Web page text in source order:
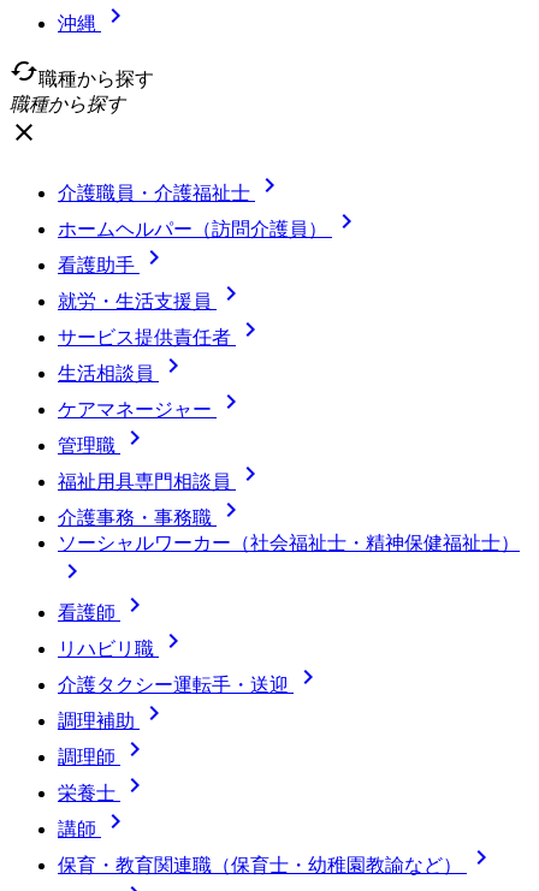
沖縄

cached職種から探す
職種から探す
close
介護職員・介護福祉士 
ホームヘルパー（訪問介護員） 
看護助手 
就労・生活支援員 
サービス提供責任者 
生活相談員 
ケアマネージャー 
管理職 
福祉用具専門相談員 
介護事務・事務職 
ソーシャルワーカー（社会福祉士・精神保健福祉士）

看護師 
リハビリ職 
介護タクシー運転手・送迎 
調理補助 
調理師 
栄養士 
講師 
保育・教育関連職（保育士・幼稚園教諭など） 